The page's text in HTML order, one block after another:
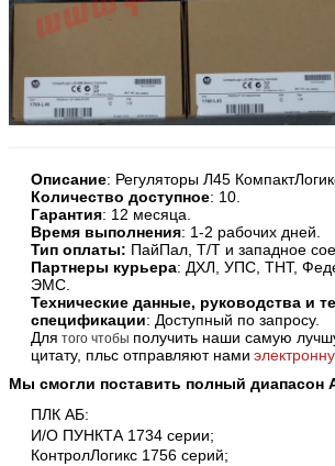
Описание: Регуляторы Л45
Количество доступное: 10.
Гарантия: 12 месяца.
Время выполнения: 1-2 рабочих дней.
Тип оплаты: ПайПал, Т/Т и западное
Партнеры курьера: ДХЛ, УПС, ТНТ,
ЭМС.
Технические данные, руководства и
спецификации: Доступный по запросу.
Для того чтобы получить наши самую
цитату, пльс отправляют нами
Мы смогли поставить полный диапасон
ПЛК АБ:
И/О ПУНКТА 1734 серии;
КонтролЛогикс 1756 серий;